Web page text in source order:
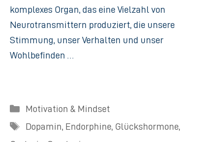
komplexes Organ, das eine Vielzahl von
Neurotransmittern produziert, die unsere
Stimmung, unser Verhalten und unser
Wohlbefinden …
Kategorien
Motivation & Mindset
Schlagwörter
Dopamin, Endorphine, Glückshormone,